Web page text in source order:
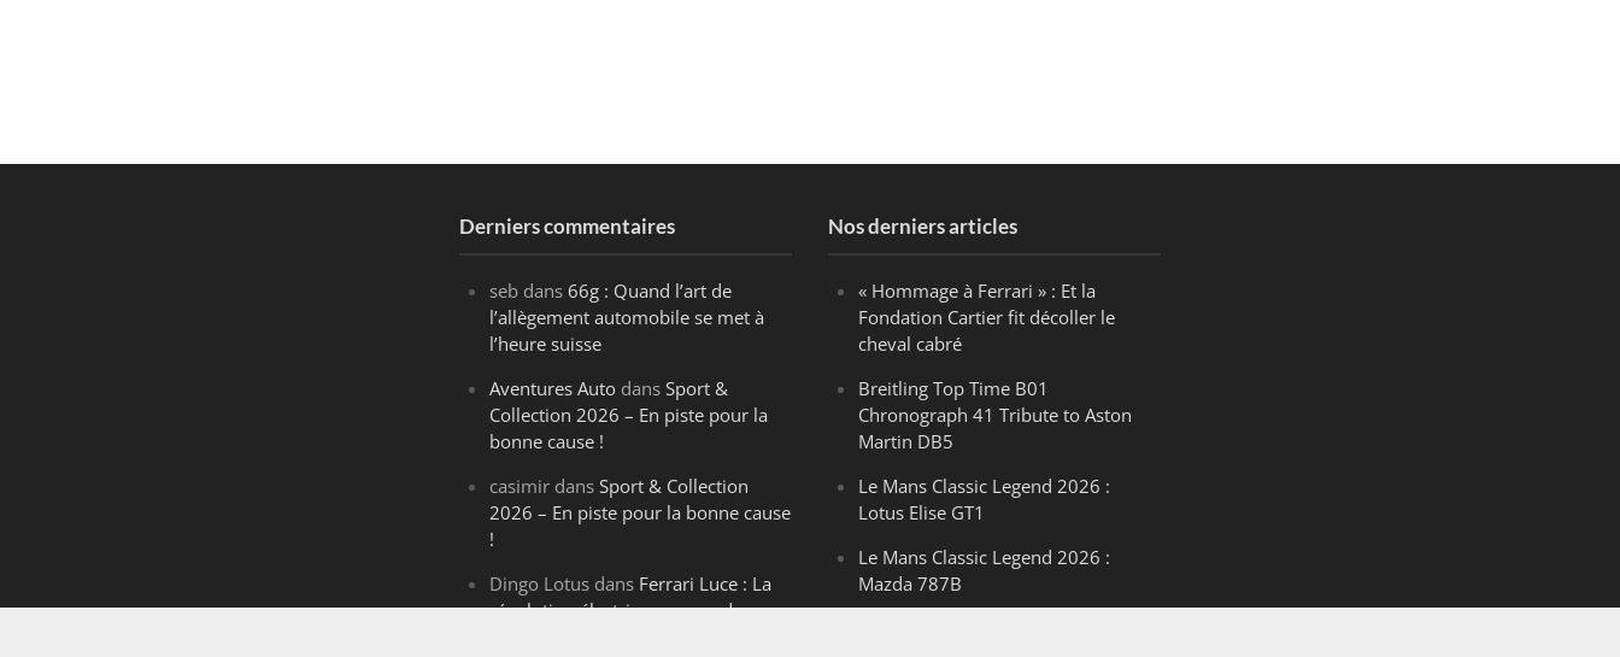
Derniers commentaires
seb dans66g : Quand l’art de
l’allègement automobile se met à
l’heure suisse
Aventures Auto dansSport &
Collection 2026 – En piste pour la
bonne cause !
casimir dansSport & Collection
2026 – En piste pour la bonne cause
!
Dingo Lotus dans Ferrari Luce : La
révolution électrique venue de
Nos derniers articles
« Hommage à Ferrari » : Et la
Fondation Cartier fit décoller le
cheval cabré
Breitling Top Time B01
Chronograph 41 Tribute to Aston
Martin DB5
Le Mans Classic Legend 2026 :
Lotus Elise GT1
Le Mans Classic Legend 2026 :
Mazda 787B